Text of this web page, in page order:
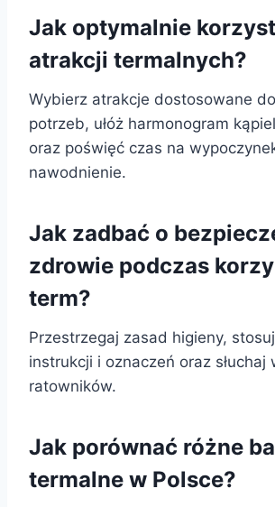
Jak optymalnie
atrakcji termalnych?
Wybierz atrakcje dostosowane
potrzeb, ułóż harmonogram
oraz poświęć czas na
nawodnienie.
Jak zadbać o
zdrowie podczas
term?
Przestrzegaj zasad higieny,
instrukcji i oznaczeń oraz słuchaj
ratowników.
Jak porównać różne
termalne w Polsce?